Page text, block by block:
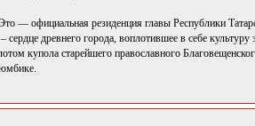
— официальная резиденция главы Республики
древнего города, воплотившее в себе культуру
купола старейшего православного